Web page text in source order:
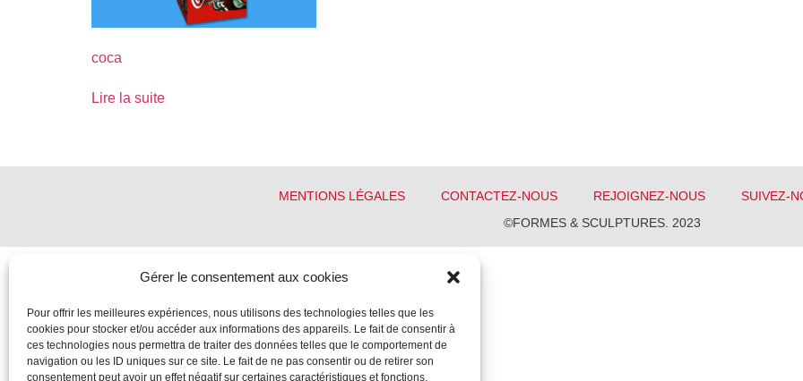
Gérer le consentement aux cookies
Pour offrir les meilleures expériences, nous utilisons des technologies telles que les
cookies pour stocker et/ou accéder aux informations des appareils. Le fait de consentir à
ces technologies nous permettra de traiter des données telles que le comportement de
navigation ou les ID uniques sur ce site. Le fait de ne pas consentir ou de retirer son
consentement peut avoir un effet négatif sur certaines caractéristiques et fonctions.
coca
Lire la suite
MENTIONS LÉGALES CONTACTEZ-NOUS REJOIGNEZ-NOUS
SUIVEZ-
©FORMES & SCULPTURES. 2023